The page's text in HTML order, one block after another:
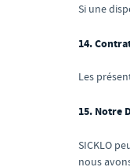
Si une
14.
Les
15. Notre
SICKLO
nous